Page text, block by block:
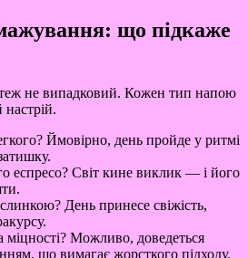
що підкаже
теж не випадковий. Кожен тип напою
Ймовірно, день пройде у ритмі
еспресо? Світ кине виклик — і його
День принесе свіжість,
міцності? Можливо, доведеться
що вимагає жорсткого підходу.